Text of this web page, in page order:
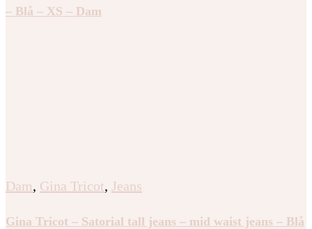
– Blå – XS – Dam
Dam, Gina Tricot, Jeans
Gina Tricot – Satorial tall jeans – mid waist jeans – Blå